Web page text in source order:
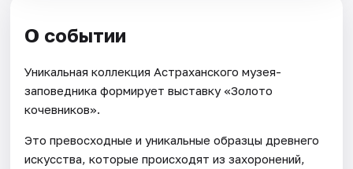
О событии
Уникальная коллекция Астраханского музея-
заповедника формирует выставку «Золото
кочевников».
Это превосходные и уникальные образцы древнего
искусства, которые происходят из захоронений,